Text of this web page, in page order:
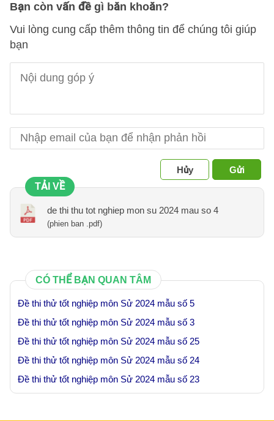
Bạn còn vấn đề gì băn khoăn?
Vui lòng cung cấp thêm thông tin để chúng tôi giúp
bạn
Hủy
Gửi
TẢI VỀ
de thi thu tot nghiep mon su 2024 mau so 4
(phien ban .pdf)
CÓ THỂ BẠN QUAN TÂM
Đề thi thử tốt nghiệp môn Sử 2024 mẫu số 5
Đề thi thử tốt nghiệp môn Sử 2024 mẫu số 3
Đề thi thử tốt nghiệp môn Sử 2024 mẫu số 25
Đề thi thử tốt nghiệp môn Sử 2024 mẫu số 24
Đề thi thử tốt nghiệp môn Sử 2024 mẫu số 23